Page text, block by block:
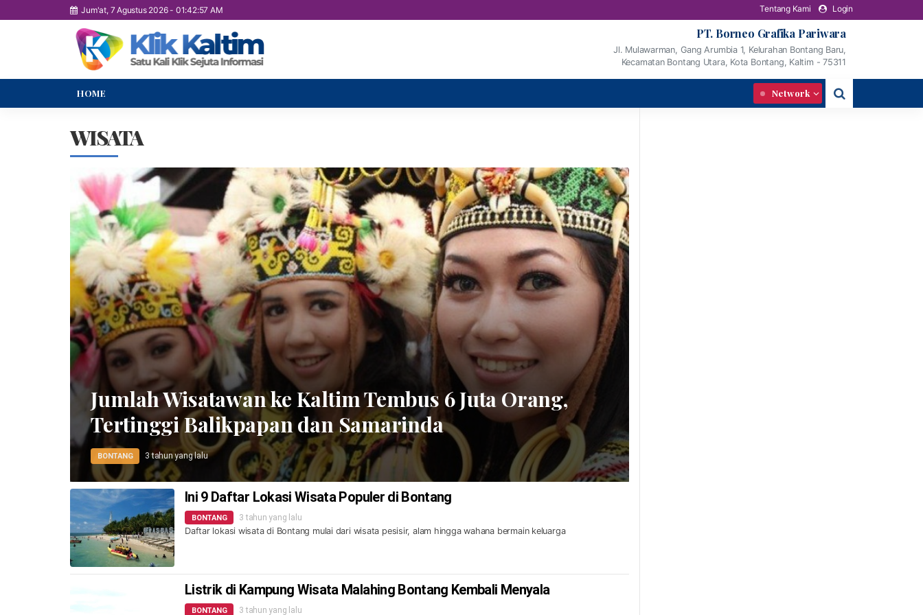
Jum'at, 7 Agustus 2026- 01:42:58 AM Tentang Kami Login
PT. Borneo Grafika Pariwara
Jl. Mulawarman, Gang Arumbia 1, Kelurahan Bontang Baru,
Kecamatan Bontang Utara, Kota Bontang, Kaltim - 75311
HOME Network
WISATA
Jumlah Wisatawan ke Kaltim Tembus 6 Juta Orang,
Tertinggi Balikpapan dan Samarinda
BONTANG 3 tahun yang lalu
Ini 9 Daftar Lokasi Wisata Populer di Bontang
BONTANG 3 tahun yang lalu
Daftar lokasi wisata di Bontang mulai dari wisata pesisir, alam hingga wahana bermain keluarga
Listrik di Kampung Wisata Malahing Bontang Kembali Menyala
BONTANG 3 tahun yang lalu